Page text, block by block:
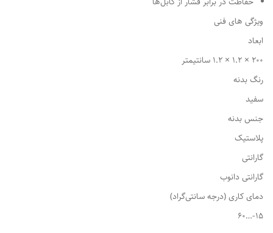
ویژگی های فنی
ابعاد
200 × 1.2 × 1.2 سانتیمتر
رنگ بدنه
سفید
جنس بدنه
پلاستیک
گارانتی
گارانتی دانوب
دمای کاری (درجه سانتی‌گراد)
15-…60